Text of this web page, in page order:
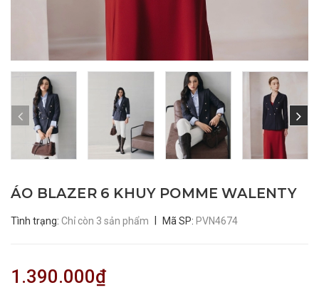
ÁO BLAZER 6 KHUY POMME WALENTY
Tình trạng: Chỉ còn 3 sản phẩm Mã SP: PVN4674
1.390.000₫